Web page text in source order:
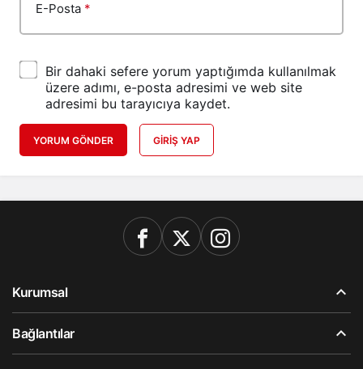
E-Posta *
Bir dahaki sefere yorum yaptığımda kullanılmak
üzere adımı, e-posta adresimi ve web site
adresimi bu tarayıcıya kaydet.
YORUM GÖNDER GIRIŞ YAP
Kurumsal
Bağlantılar